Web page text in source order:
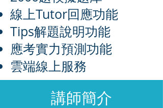
線上Tutor回應功能
Tips解題說明功能
應考實力預測功能
雲端線上服務
講師簡介